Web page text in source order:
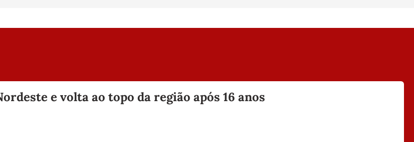
e volta ao topo da região após 16 anos